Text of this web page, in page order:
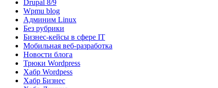
Drupal 8/9
Wpmu blog
Админим Linux
Без рубрики
Бизнес-кейсы в сфере IT
Мобильная веб-разработка
Новости блога
Трюки Wordpress
Хабр Wordpess
Хабр Бизнес